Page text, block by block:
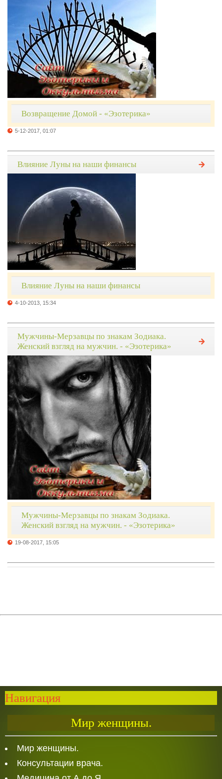
Возвращение Домой - «Эзотерика»
5-12-2017, 01:07
Влияние Луны на наши финансы
Влияние Луны на наши финансы
4-10-2013, 15:34
Мужчины-Мерзавцы по знакам Зодиака.
Женский взгляд на мужчин. - «Эзотерика»
Мужчины-Мерзавцы по знакам Зодиака.
Женский взгляд на мужчин. - «Эзотерика»
19-08-2017, 15:05
Навигация
Мир женщины.
Мир женщины.
Консультации врача.